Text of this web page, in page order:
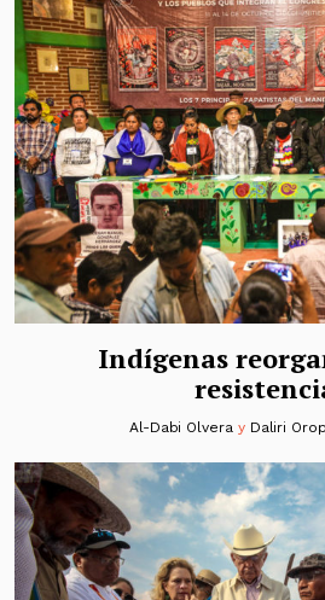
Indígenas
Al-Dabi Olvera y Daliri